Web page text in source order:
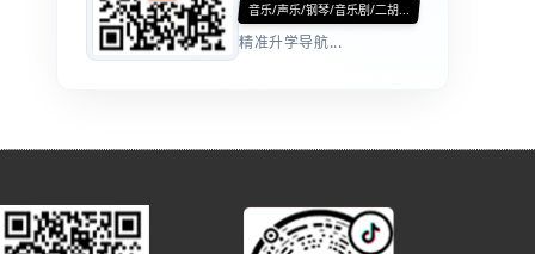
音乐/声乐/钢琴/音乐剧/二胡...
精准升学导航...